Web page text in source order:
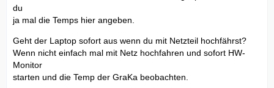
du
ja mal die Temps hier angeben.
Geht der Laptop sofort aus wenn du mit Netzteil hochfährst?
Wenn nicht einfach mal mit Netz hochfahren und sofort HW-
Monitor
starten und die Temp der GraKa beobachten.